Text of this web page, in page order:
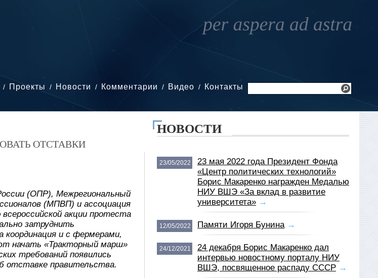
Проекты Новости Комментарии Видео Контакты
ОТСТАВКИ
(ОПР), Межрегиональный
(МПВП) и ассоциация
акции протеста
затруднить
и с фермерами,
начать «Тракторный марш»
требований появились
отставке правительства.
НОВОСТИ
23/05/2022
23 мая 2022 года Президент Фонда
«Центр политических технологий»
Борис Макаренко награжден Медалью
НИУ ВШЭ «За вклад в развитие
университета» →
12/05/2022 Памяти Игоря Бунина →
24/12/2021
24 декабря Борис Макаренко дал
интервью новостному порталу НИУ
ВШЭ, посвященное распаду СССР →